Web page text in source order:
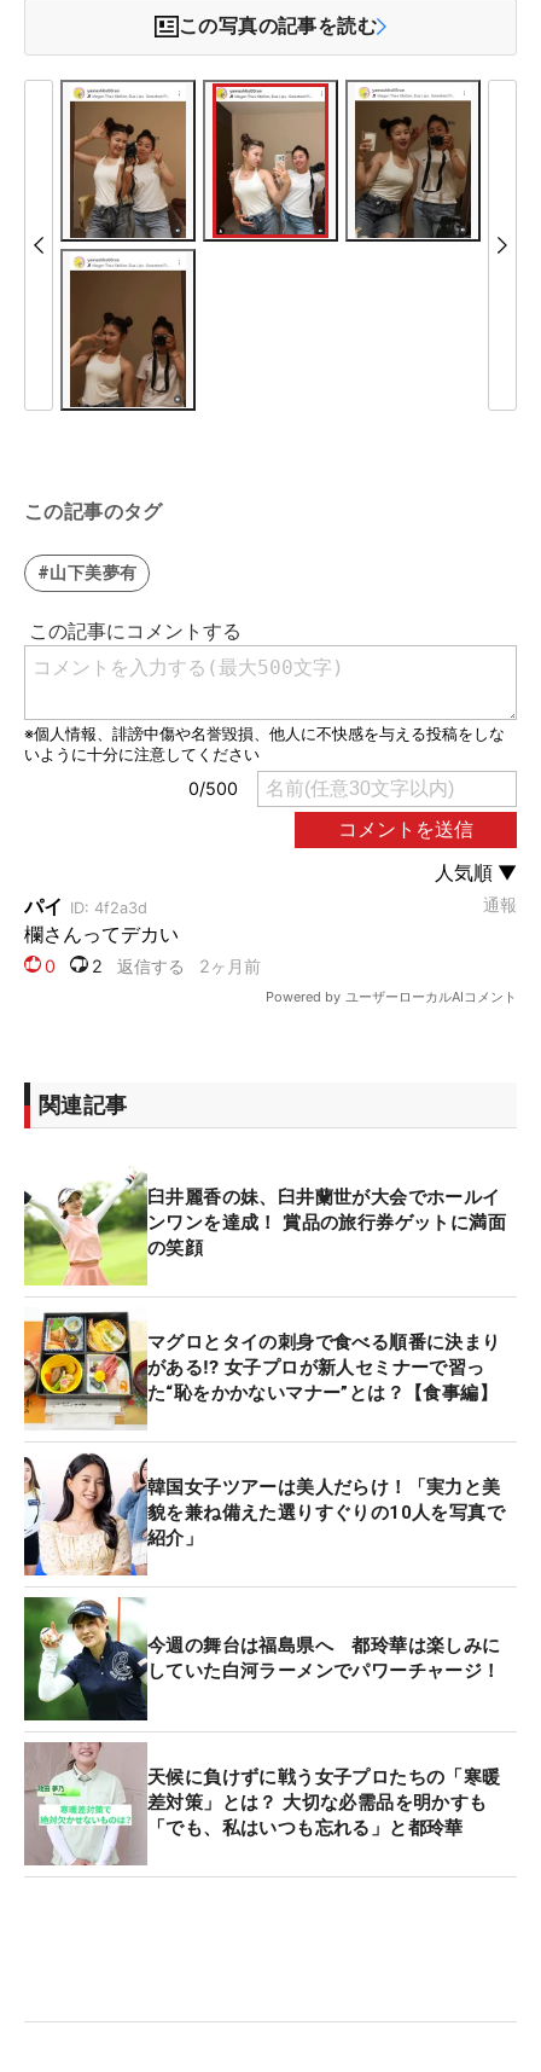
この写真の記事を読む
この記事のタグ
#山下美夢有
関連記事
臼井麗香の妹、臼井蘭世が大会でホールイ
ンワンを達成！ 賞品の旅行券ゲットに満面
の笑顔
マグロとタイの刺身で食べる順番に決まり
がある⁉ 女子プロが新人セミナーで習っ
た“恥をかかないマナー”とは？【食事編】
韓国女子ツアーは美人だらけ！「実力と美
貌を兼ね備えた選りすぐりの10人を写真で
紹介」
今週の舞台は福島県へ 都玲華は楽しみに
していた白河ラーメンでパワーチャージ！
天候に負けずに戦う女子プロたちの「寒暖
差対策」とは？ 大切な必需品を明かすも
「でも、私はいつも忘れる」と都玲華